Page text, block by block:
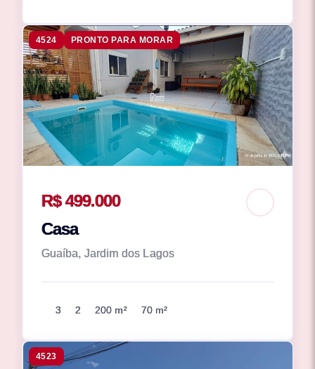
4524 PRONTO PARA MORAR
R$ 499.000
Casa
Guaíba, Jardim dos Lagos
3 2 200 m² 70 m²
4523